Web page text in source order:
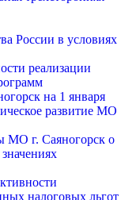
России в условиях
реализации
на 1 января
развитие МО
МО г. Саяногорск о
налоговых льгот